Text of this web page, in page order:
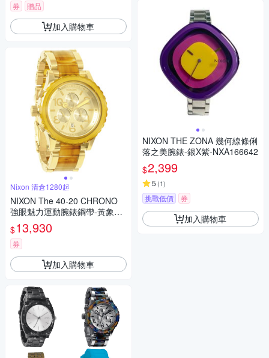
券 贈品
加入購物車
Nixon 清倉1280起
NIXON The 40-20 CHRONO
強眼魅力運動腕錶鋼帶-黃象牙
紋金/42mm
$13,930
券
加入購物車
NIXON THE ZONA 幾何線條俐
落之美腕錶-銀X紫-NXA166642
$2,399
5 (1)
挑戰低價 券
加入購物車